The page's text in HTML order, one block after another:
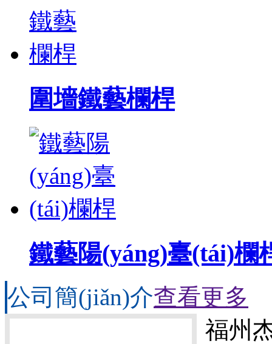
圍墻鐵藝欄桿
鐵藝陽(yáng)臺(tái)欄
公司簡(jiǎn)介查看更多
福州